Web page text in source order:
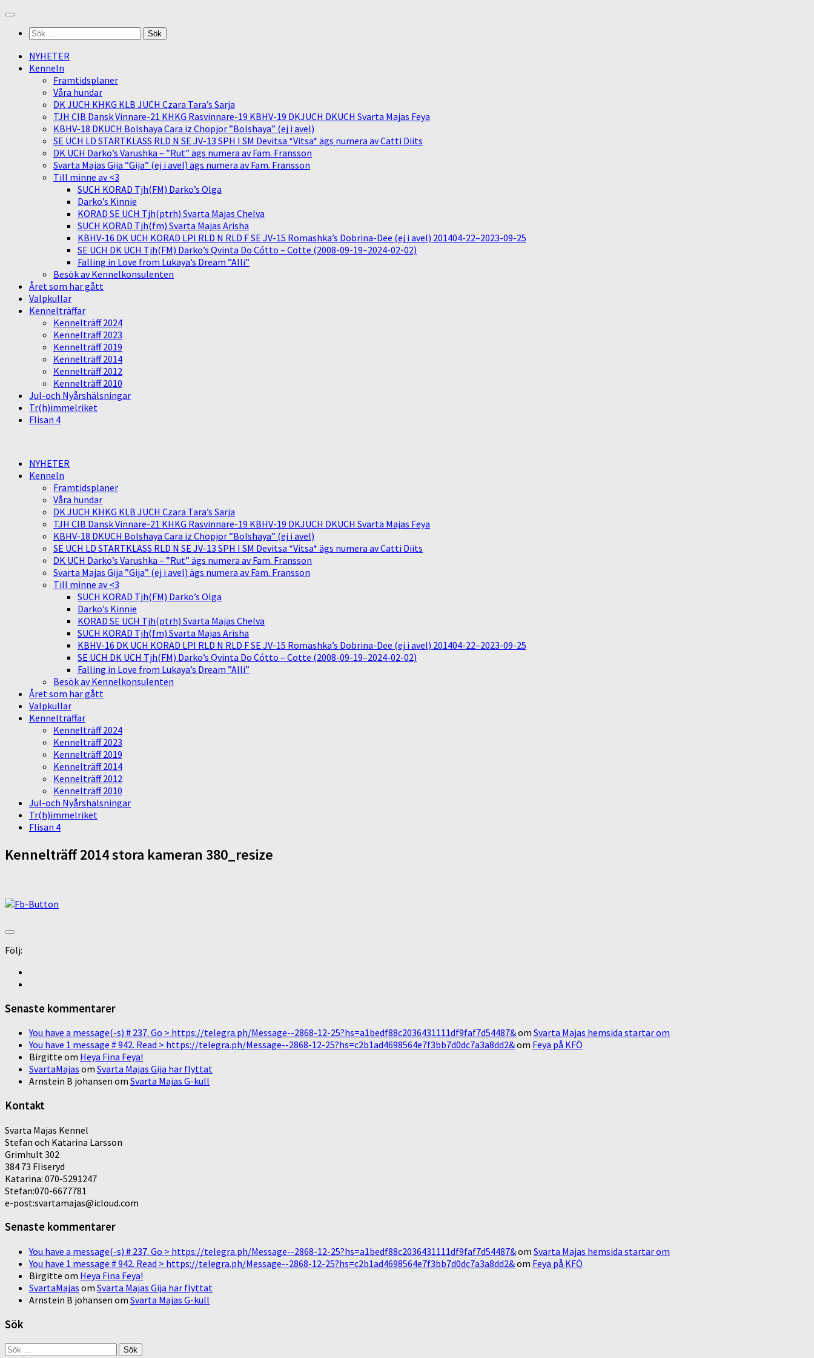
Skip
contentSök
NYHETER
Kenneln
Framtidsplaner
Våra hundar
DK JUCH KHKG KLB JUCH Czara Tara’s Sarja
TJH CIB Dansk Vinnare-21 KHKG Rasvinnare-19 KBHV-19 DKJUCH DKUCH Svarta Majas Feya
KBHV-18 DKUCH Bolshaya Cara iz Chopjor ”Bolshaya” (ej i avel)
SE UCH LD STARTKLASS RLD N SE JV-13 SPH I SM Devitsa *Vitsa* ägs numera av Catti Diits
DK UCH Darko’s Varushka – ”Rut” ägs numera av Fam. Fransson
Svarta Majas Gija ”Gija” (ej i avel) ägs numera av Fam. Fransson
Till minne av <3
SUCH KORAD Tjh(FM) Darko’s Olga
Darko’s Kinnie
KORAD SE UCH Tjh(ptrh) Svarta Majas Chelva
SUCH KORAD Tjh(fm) Svarta Majas Arisha
KBHV-16 DK UCH KORAD LPI RLD N RLD F SE JV-15 Romashka’s Dobrina-Dee (ej i avel) 201404-22–2023-09-25
SE UCH DK UCH Tjh(FM) Darko’s Qvinta Do Cótto – Cotte (2008-09-19–2024-02-02)
Falling in Love from Lukaya’s Dream ”Alli”
Besök av Kennelkonsulenten
Året som har gått
Valpkullar
Kennelträffar
Kennelträff 2024
Kennelträff 2023
Kennelträff 2019
Kennelträff 2014
Kennelträff 2012
Kennelträff 2010
Jul-och Nyårshälsningar
Tr(h)immelriket
Flisan 4
NYHETER
Kenneln
Framtidsplaner
Våra hundar
DK JUCH KHKG KLB JUCH Czara Tara’s Sarja
TJH CIB Dansk Vinnare-21 KHKG Rasvinnare-19 KBHV-19 DKJUCH DKUCH Svarta Majas Feya
KBHV-18 DKUCH Bolshaya Cara iz Chopjor ”Bolshaya” (ej i avel)
SE UCH LD STARTKLASS RLD N SE JV-13 SPH I SM Devitsa *Vitsa* ägs numera av Catti Diits
DK UCH Darko’s Varushka – ”Rut” ägs numera av Fam. Fransson
Svarta Majas Gija ”Gija” (ej i avel) ägs numera av Fam. Fransson
Till minne av <3
SUCH KORAD Tjh(FM) Darko’s Olga
Darko’s Kinnie
KORAD SE UCH Tjh(ptrh) Svarta Majas Chelva
SUCH KORAD Tjh(fm) Svarta Majas Arisha
KBHV-16 DK UCH KORAD LPI RLD N RLD F SE JV-15 Romashka’s Dobrina-Dee (ej i avel) 201404-22–2023-09-25
SE UCH DK UCH Tjh(FM) Darko’s Qvinta Do Cótto – Cotte (2008-09-19–2024-02-02)
Falling in Love from Lukaya’s Dream ”Alli”
Besök av Kennelkonsulenten
Året som har gått
Valpkullar
Kennelträffar
Kennelträff 2024
Kennelträff 2023
Kennelträff 2019
Kennelträff 2014
Kennelträff 2012
Kennelträff 2010
Jul-och Nyårshälsningar
Tr(h)immelriket
Flisan 4
Kennelträff 2014 stora kameran 380_resize
Följ:
Senaste kommentarer
You have a message(-s) # 237. Go > https://telegra.ph/Message--2868-12-25?hs=a1bedf88c2036431111df9faf7d54487&om Svarta Majas hemsida startar om
You have 1 message # 942. Read > https://telegra.ph/Message--2868-12-25?hs=c2b1ad4698564e7f3bb7d0dc7a3a8dd2&om Feya på KFÖ
Birgitte om Heya Fina Feya!
SvartaMajas om Svarta Majas Gija har flyttat
Arnstein B johansen om Svarta Majas G-kull
Kontakt
Svarta Majas Kennel
Stefan och Katarina Larsson
Grimhult 302
384 73 Fliseryd
Katarina: 070-5291247
Stefan:070-6677781
e-post:svartamajas@icloud.com
Senaste kommentarer
You have a message(-s) # 237. Go > https://telegra.ph/Message--2868-12-25?hs=a1bedf88c2036431111df9faf7d54487&om Svarta Majas hemsida startar om
You have 1 message # 942. Read > https://telegra.ph/Message--2868-12-25?hs=c2b1ad4698564e7f3bb7d0dc7a3a8dd2&om Feya på KFÖ
Birgitte om Heya Fina Feya!
SvartaMajas om Svarta Majas Gija har flyttat
Arnstein B johansen om Svarta Majas G-kull
Sök
Sök